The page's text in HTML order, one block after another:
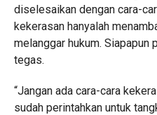
diselesaikan dengan cara-
kekerasan hanyalah
melanggar hukum. Siapapun
tegas.
“Jangan ada cara-cara
sudah perintahkan untuk